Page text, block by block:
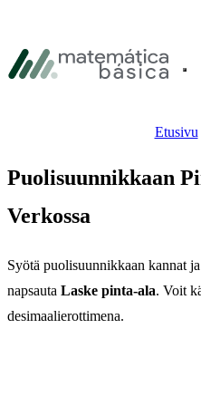
Siirry alatunnisteeseen
Etusivu
Puolisuunnikkaan
Verkossa
Syötä puolisuunnikkaan kannat
napsauta Laske pinta-ala. Voit
desimaalierottimena.